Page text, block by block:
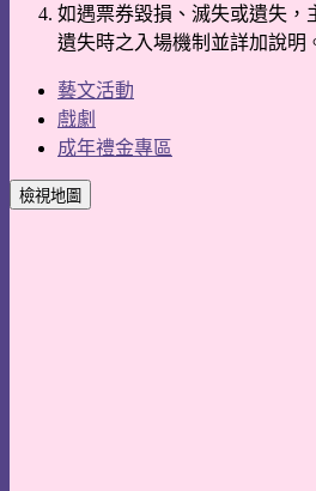
如遇票券毀損、滅失或遺失，
遺失時之入場機制並詳加說明
藝文活動
戲劇
成年禮金專區
檢視地圖